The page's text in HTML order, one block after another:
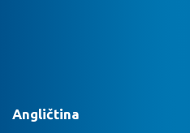
Angličtina